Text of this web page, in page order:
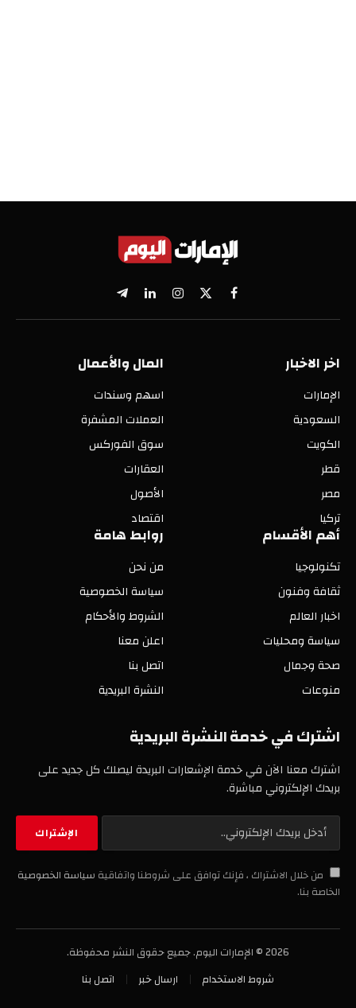
فيسبوك
X
(Twitter)
الانستغراملينكدإنتيلقرام
اخر الاخبار
الإمارات
السعودية
الكويت
قطر
مصر
تركيا
المال والأعمال
اسهم وسندات
العملات المشفرة
سوق الفوركس
العقارات
الأصول
اقتصاد
أهم الأقسام
تكنولوجيا
ثقافة وفنون
اخبار العالم
سياسة ومحليات
صحة وجمال
منوعات
روابط هامة
من نحن
سياسة الخصوصية
الشروط والأحكام
اعلن معنا
اتصل بنا
النشرة البريدية
اشترك في خدمة النشرة البريدية
اشترك معنا الآن في خدمة الإشعارات البريدة ليصلك كل جديد على
بريدك الإلكتروني مباشرة.
من خلال الاشتراك ، فإنك توافق على شروطنا واتفاقية سياسة الخصوصية
الخاصة بنا.
2026 © الإمارات اليوم. جميع حقوق النشر محفوظة.
شروط الاستخدام
ارسال خبر اتصل بنا